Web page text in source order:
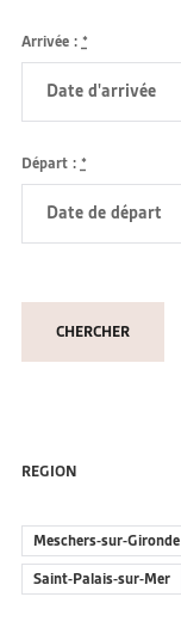
Arrivée : *
Départ : *
REGION
Meschers-sur-Gironde
Saint-Palais-sur-Mer